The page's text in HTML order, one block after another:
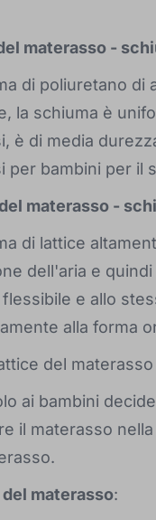
materasso -
di poliuretano di
la schiuma è
è di media
per bambini per il
materasso -
di lattice
dell'aria e
e allo
alla forma
del
ai bambini
il materasso
materasso: